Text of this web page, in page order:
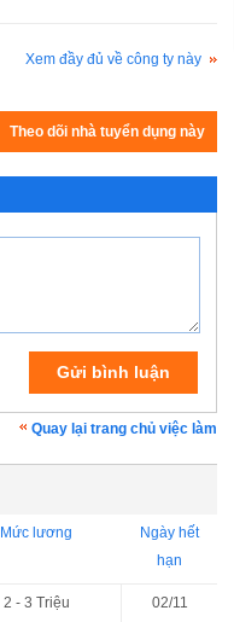
Xem đầy đủ về công ty này
Quay lại trang chủ việc làm
Mức lương
Ngày hết
hạn
2 - 3 Triệu 02/11